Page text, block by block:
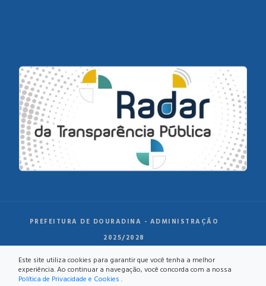
PREFEITURA DE DOURADINA - ADMINISTRAÇÃO
2025/2028
Este site utiliza cookies para garantir que você tenha a melhor
experiência. Ao continuar a navegação, você concorda com a nossa
Política de Privacidade e Cookies .